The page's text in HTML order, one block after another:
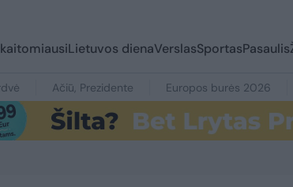
Lietuvos dienaVerslasSportasPasaulis
Ačiū, Prezidente Europos burės 2026